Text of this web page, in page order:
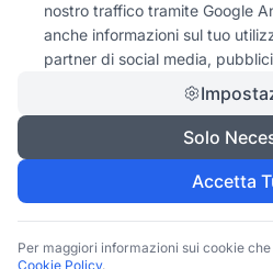
nostro traffico tramite Google
anche informazioni sul tuo
partner di social media,
Solo
Accetta
Per maggiori informazioni sui cookie
Cookie Policy.